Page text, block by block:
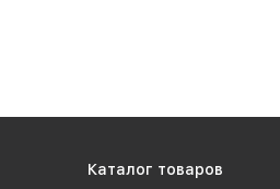
Каталог товаров